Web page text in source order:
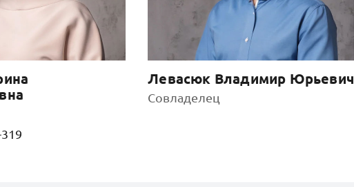
Левасюк Владимир Юрьевич
Совладелец